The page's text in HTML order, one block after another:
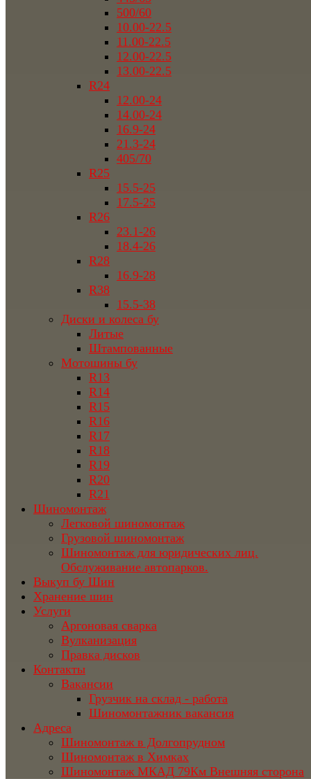
500/60
10.00-22.5
11.00-22.5
12.00-22.5
13.00-22.5
R24
12.00-24
14.00-24
16.9-24
21.3-24
405/70
R25
15.5-25
17.5-25
R26
23.1-26
18.4-26
R28
16.9-28
R38
15.5-38
Диски и колеса бу
Литые
Штампованные
Мотошины бу
R13
R14
R15
R16
R17
R18
R19
R20
R21
Шиномонтаж
Легковой шиномонтаж
Грузовой шиномонтаж
Шиномонтаж для юридических лиц.
Обслуживание автопарков.
Выкуп бу Шин
Хранение шин
Услуги
Аргоновая сварка
Вулканизация
Правка дисков
Контакты
Вакансии
Грузчик на склад - работа
Шиномонтажник вакансия
Адреса
Шиномонтаж в Долгопрудном
Шиномонтаж в Химках
Шиномонтаж МКАД 79Км Внешняя сторона